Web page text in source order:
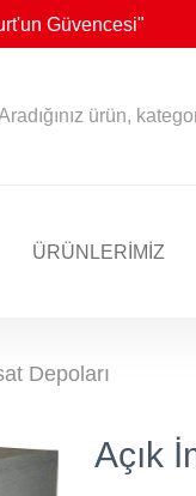
Güvencesi"
ÜRÜNLERİMİZ
Depoları
Açık